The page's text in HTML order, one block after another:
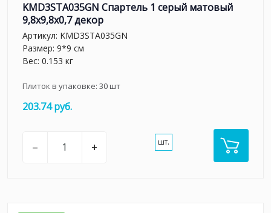
KMD3STA035GN Спартель 1 серый матовый
9,8x9,8x0,7 декор
Артикул: KMD3STA035GN
Размер: 9*9 см
Вес: 0.153 кг
Плиток в упаковке: 30шт
203.74 руб.
– + шт.